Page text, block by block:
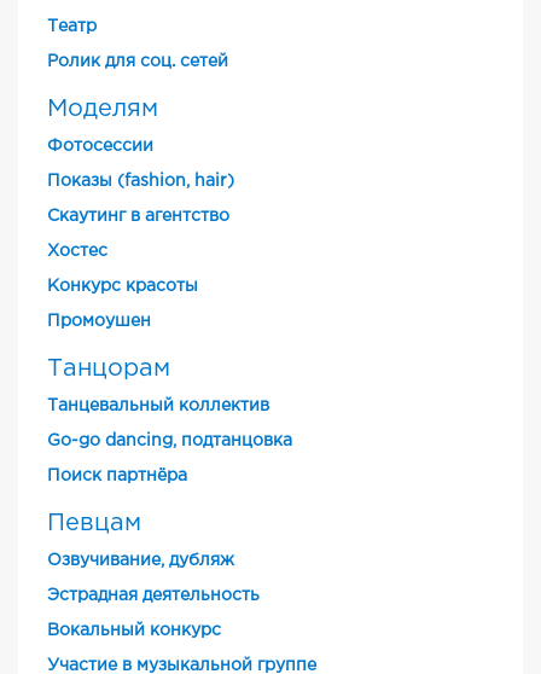
Театр
Ролик для соц. сетей
Моделям
Фотосессии
Показы (fashion, hair)
Скаутинг в агентство
Хостес
Конкурс красоты
Промоушен
Танцорам
Танцевальный коллектив
Go-go dancing, подтанцовка
Поиск партнёра
Певцам
Озвучивание, дубляж
Эстрадная деятельность
Вокальный конкурс
Участие в музыкальной группе